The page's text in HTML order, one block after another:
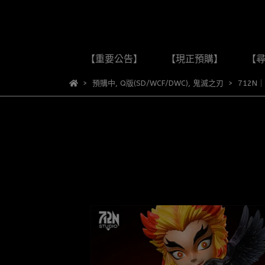
【重要公告】 【現正預購】 【
預購中, Q版(SD/WCF/DWC), 鬼滅之刃 712N